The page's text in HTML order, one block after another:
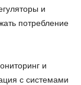
и
потребление
и
с системами